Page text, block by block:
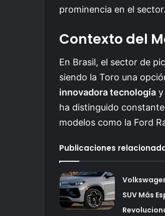
prominencia en el sector.
Contexto del
En Brasil, el sector de
siendo la Toro una
innovadora tecnología y
ha distinguido
modelos como la Ford
Publicaciones
SUV Más